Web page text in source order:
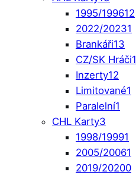
1995/199612
2022/20231
Brankáři13
CZ/SK Hráči1
Inzerty12
Limitované1
Paralelní1
CHL Karty3
1998/19991
2005/20061
2019/20200